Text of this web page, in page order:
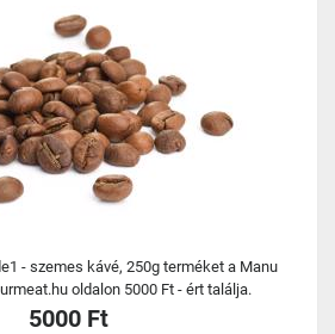
- szemes kávé, 250g terméket a Manu
oldalon 5000 Ft - ért találja.
5000 Ft